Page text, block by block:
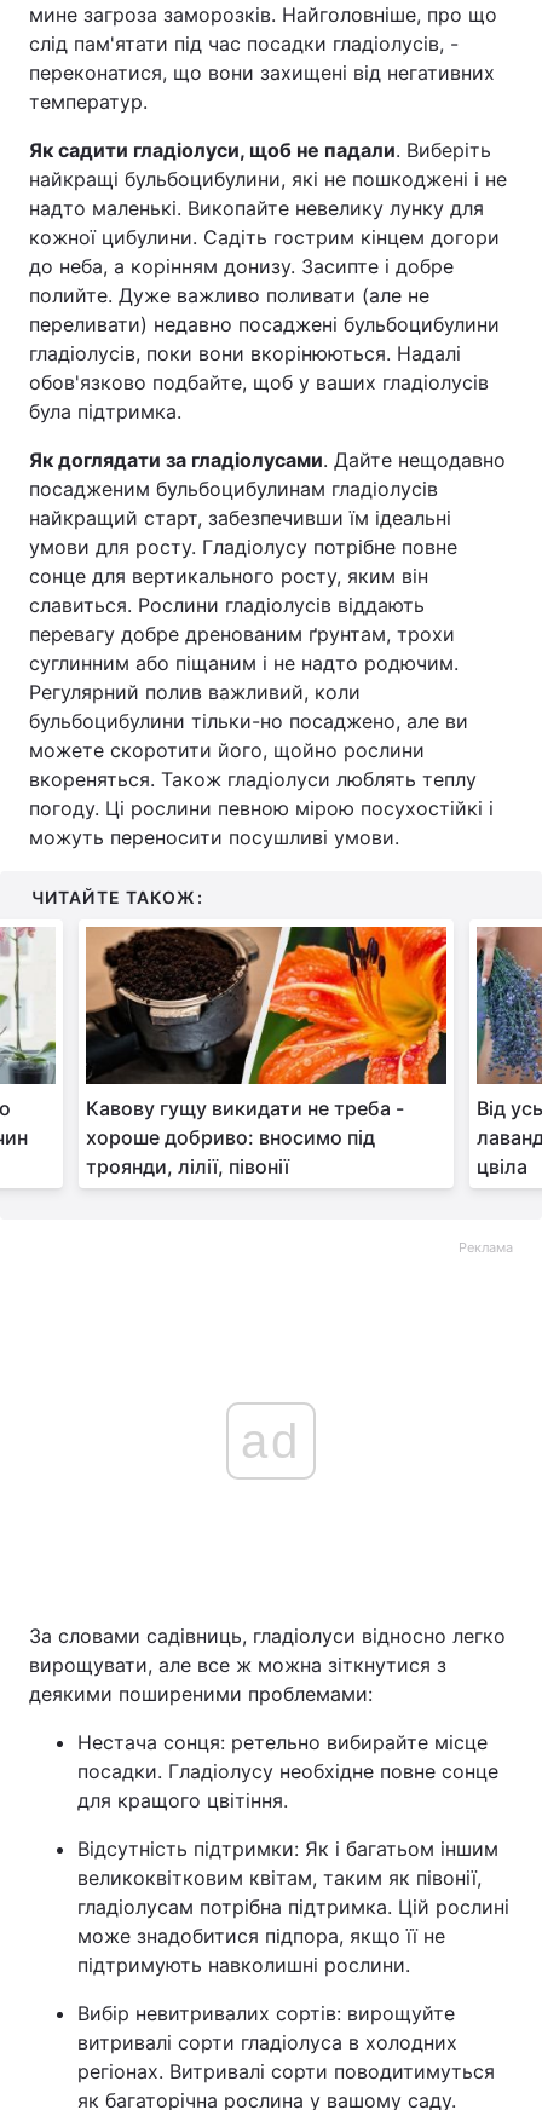
мине загроза заморозків. Найголовніше, про що
слід пам'ятати під час посадки гладіолусів, -
переконатися, що вони захищені від негативних
температур.
Як садити гладіолуси, щоб не падали. Виберіть
найкращі бульбоцибулини, які не пошкоджені і не
надто маленькі. Викопайте невелику лунку для
кожної цибулини. Садіть гострим кінцем догори
до неба, а корінням донизу. Засипте і добре
полийте. Дуже важливо поливати (але не
переливати) недавно посаджені бульбоцибулини
гладіолусів, поки вони вкорінюються. Надалі
обов'язково подбайте, щоб у ваших гладіолусів
була підтримка.
Як доглядати за гладіолусами. Дайте нещодавно
посадженим бульбоцибулинам гладіолусів
найкращий старт, забезпечивши їм ідеальні
умови для росту. Гладіолусу потрібне повне
сонце для вертикального росту, яким він
славиться. Рослини гладіолусів віддають
перевагу добре дренованим ґрунтам, трохи
суглинним або піщаним і не надто родючим.
Регулярний полив важливий, коли
бульбоцибулини тільки-но посаджено, але ви
можете скоротити його, щойно рослини
вкореняться. Також гладіолуси люблять теплу
погоду. Ці рослини певною мірою посухостійкі і
можуть переносити посушливі умови.
ЧИТАЙТЕ ТАКОЖ:
Кавову гущу викидати не треба -
хороше добриво: вносимо під
троянди, лілії, півонії
Від
цвіла
Реклама
ad
За словами садівниць, гладіолуси відносно легко
вирощувати, але все ж можна зіткнутися з
деякими поширеними проблемами:
Нестача сонця: ретельно вибирайте місце
посадки. Гладіолусу необхідне повне сонце
для кращого цвітіння.
Відсутність підтримки: Як і багатьом іншим
великоквітковим квітам, таким як півонії,
гладіолусам потрібна підтримка. Цій рослині
може знадобитися підпора, якщо її не
підтримують навколишні рослини.
Вибір невитривалих сортів: вирощуйте
витривалі сорти гладіолуса в холодних
регіонах. Витривалі сорти поводитимуться
як багаторічна рослина у вашому саду.